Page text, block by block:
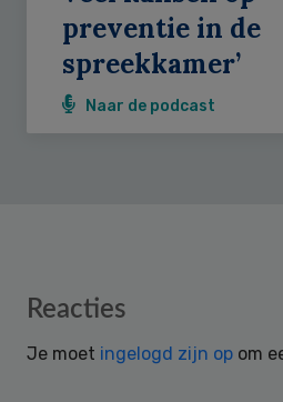
preventie in de
spreekkamer’
Naar de podcast
Reader
Reacties
Je moet ingelogd zijn op om